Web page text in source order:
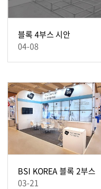
블록 4부스 시안
04-08
BSI KOREA 블록 2부스
03-21